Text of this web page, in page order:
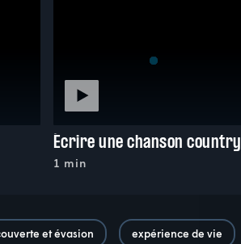
Écrire une chanson country
1 min
et évasion expérience de vie